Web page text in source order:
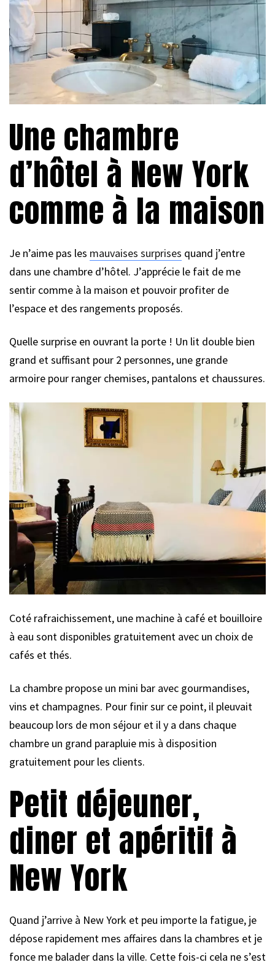
Une chambre
d’hôtel à New York
comme à la maison
Je n’aime pas les mauvaises surprises quand j’entre
dans une chambre d’hôtel. J’apprécie le fait de me
sentir comme à la maison et pouvoir profiter de
l’espace et des rangements proposés.
Quelle surprise en ouvrant la porte ! Un lit double bien
grand et suffisant pour 2 personnes, une grande
armoire pour ranger chemises, pantalons et chaussures.
Coté rafraichissement, une machine à café et bouilloire
à eau sont disponibles gratuitement avec un choix de
cafés et thés.
La chambre propose un mini bar avec gourmandises,
vins et champagnes. Pour finir sur ce point, il pleuvait
beaucoup lors de mon séjour et il y a dans chaque
chambre un grand parapluie mis à disposition
gratuitement pour les clients.
Petit déjeuner,
diner et apéritif à
New York
Quand j’arrive à New York et peu importe la fatigue, je
dépose rapidement mes affaires dans la chambres et je
fonce me balader dans la ville. Cette fois-ci cela ne s’est